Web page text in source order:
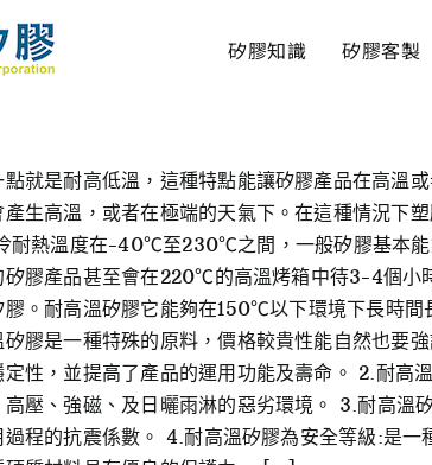
矽膠知識 矽膠客製
就是耐高低溫，這種特點能讓矽膠產品在高溫
生高溫，或者在極端的天氣下。在這種情況下
耐熱溫度在-40℃至230℃之間，一般矽膠基本
矽膠產品甚至會在220℃的高溫烤箱中待3-4個
膠。耐高溫矽膠它能夠在150℃以下環境下長
膠是一種特殊的原料，價格較貴性能自然也要
性，並提高了產品的運用功能及壽命。 2.耐高
壓、強磁、及日曬雨淋的惡劣環境。 3.耐高
程的抗震係數。 4.耐高溫矽膠為安全等級:是